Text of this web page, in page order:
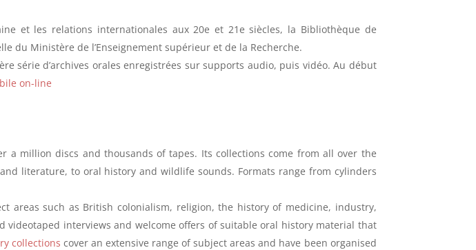
et les relations internationales aux 20e et 21e siècles, la Bibliothèque de
du Ministère de l’Enseignement supérieur et de la Recherche.
série d’archives orales enregistrées sur supports audio, puis vidéo. Au début
on-line
a million discs and thousands of tapes. Its collections come from all over the
literature, to oral history and wildlife sounds. Formats range from cylinders
areas such as British colonialism, religion, the history of medicine, industry,
videotaped interviews and welcome offers of suitable oral history material that
collections cover an extensive range of subject areas and have been organised